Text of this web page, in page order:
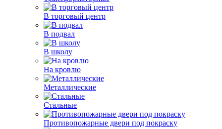
В торговый центр
В подвал
В школу
На кровлю
Металлические
Стальные
Противопожарные двери под покраску